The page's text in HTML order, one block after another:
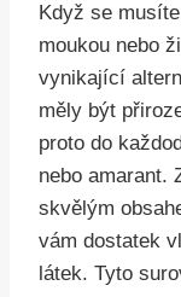
Když se
moukou nebo
vynikající
měly být
proto do
nebo amarant.
skvělým
vám dostatek
látek. Tyto